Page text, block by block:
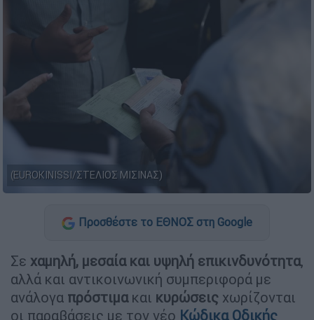
(EUROKINISSI/ΣΤΕΛΙΟΣ ΜΙΣΙΝΑΣ)
Προσθέστε το ΕΘΝΟΣ στη Google
Σε χαμηλή, μεσαία και υψηλή επικινδυνότητα,
αλλά και αντικοινωνική συμπεριφορά με
ανάλογα πρόστιμακαι κυρώσεις χωρίζονται
οι παραβάσεις με τον νέο Κώδικα Οδικής